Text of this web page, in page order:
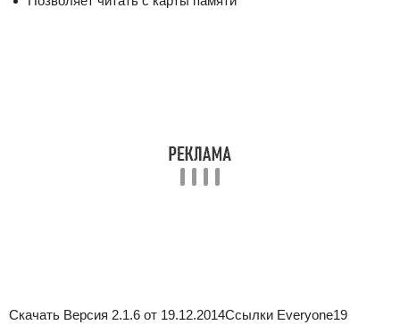
Скачать Версия 2.1.6 от 19.12.2014Ссылки Everyone19